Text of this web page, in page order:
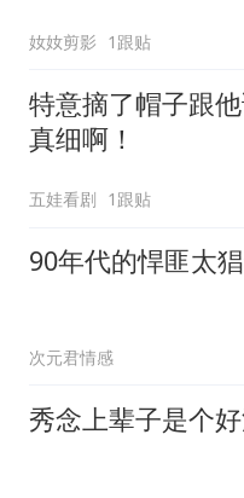
奻奻剪影 1跟贴
特意摘了帽子跟他
真细啊！
五娃看剧 1跟贴
90年代的悍匪太
次元君情感
秀念上辈子是个